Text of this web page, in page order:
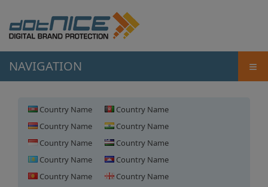
NAVIGATION ≡
Country Name
Country Name
Country Name
Country Name
Country Name
Country Name
Country Name
Country Name
Country Name
Country Name